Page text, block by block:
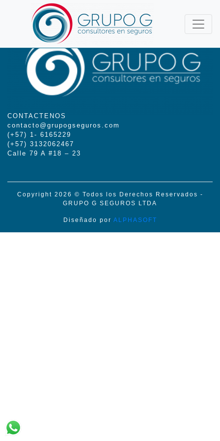
CONTACTENOS
contacto@grupogseguros.com
(+57) 1- 6165229
(+57) 3132062467
Calle 79 A #18 – 23
Copyright 2026 © Todos los Derechos Reservados -
GRUPO G SEGUROS LTDA
Diseñado por ALPHASOFT